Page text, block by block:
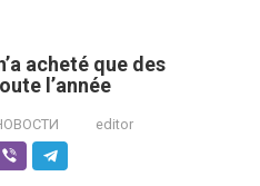
acheté que des
l’année
editor